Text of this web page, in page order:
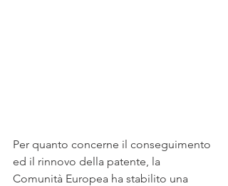
Per quanto concerne il conseguimento
ed il rinnovo della patente, la
Comunità Europea ha stabilito una